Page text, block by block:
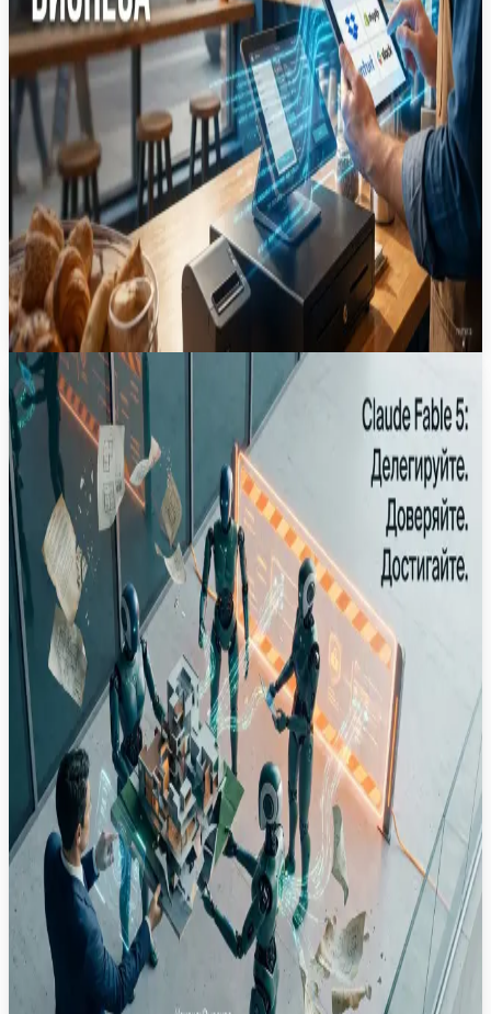
2мин
Новость·19 июл.
Anthropic представила Claude Fable 5:
переход к автономным агентам для
сложных задач
Разбираем, как новая модель Anthropic меняет
подход к долгосрочным проектам в среде Claude
Cowork, смещая фокус с микроменеджмента на
полноценное делегирование.
Anthropic Claude AI Agents LLM